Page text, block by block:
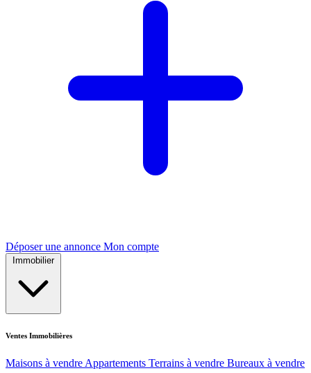
Déposer une annonce Mon compte
Immobilier
Ventes Immobilières
Maisons à vendre Appartements Terrains à vendre Bureaux à vendre